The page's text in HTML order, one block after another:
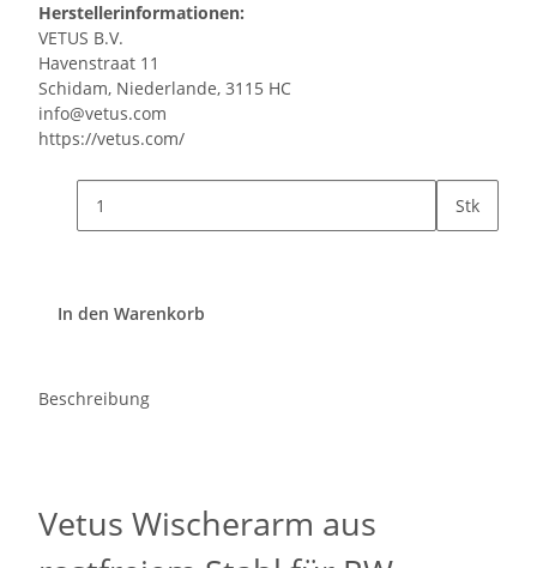
Herstellerinformationen:
VETUS B.V.
Havenstraat 11
Schidam, Niederlande, 3115 HC
info@vetus.com
https://vetus.com/
Stk
In den Warenkorb
Beschreibung
Vetus Wischerarm aus